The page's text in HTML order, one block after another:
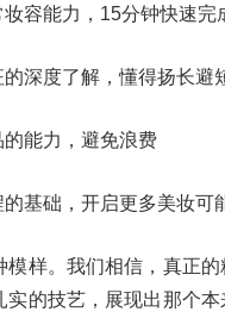
妆容能力，15分钟快速完
深度了解，懂得扬长避
能力，避免浪费
基础，开启更多美妆可
模样。我们相信，真正
实的技艺，展现出那个本